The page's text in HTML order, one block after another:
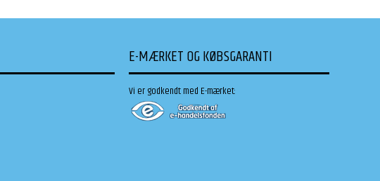
E-MÆRKET OG KØBSGARANTI
Vi er godkendt med E-mærket: